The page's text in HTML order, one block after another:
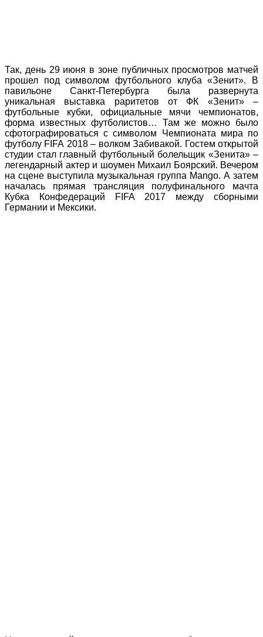
Так, день 29 июня в зоне публичных просмотров матчей
прошел под символом футбольного клуба «Зенит». В
павильоне Санкт-Петербурга была развернута
уникальная выставка раритетов от ФК «Зенит» –
футбольные кубки, официальные мячи чемпионатов,
форма известных футболистов… Там же можно было
сфотографироваться с символом Чемпионата мира по
футболу FIFA 2018 – волком Забивакой. Гостем открытой
студии стал главный футбольный болельщик «Зенита» –
легендарный актер и шоумен Михаил Боярский. Вечером
на сцене выступила музыкальная группа Mango. А затем
началась прямая трансляция полуфинального мачта
Кубка Конфедераций FIFA 2017 между сборными
Германии и Мексики.